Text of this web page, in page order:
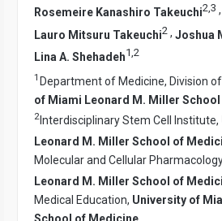
Rosemeire Kanashiro Takeuchi2 3 ,
Lauro Mitsuru Takeuchi2 , Joshua
Lina A. Shehadeh1,2
1 Department of Medicine, Division
of Miami Leonard M. Miller
2 Interdisciplinary Stem Cell Institute,
Leonard M. Miller School of
Molecular and Cellular
Leonard M. Miller School of
Medical Education, University of
School of Medicine